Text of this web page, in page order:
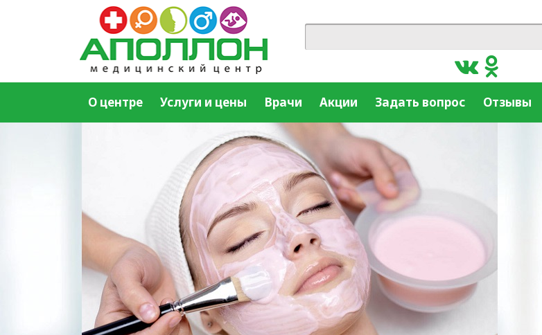
О центре Услуги и цены Врачи Акции Задать вопрос Отзывы